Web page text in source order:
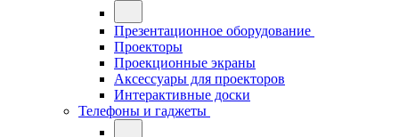
Презентационное оборудование
Проекторы
Проекционные экраны
Аксессуары для проекторов
Интерактивные доски
Телефоны и гаджеты